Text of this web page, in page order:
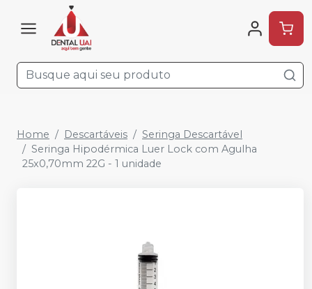
Home Descartáveis
Seringa Descartável
Seringa Hipodérmica Luer Lock com Agulha
25x0,70mm 22G - 1 unidade